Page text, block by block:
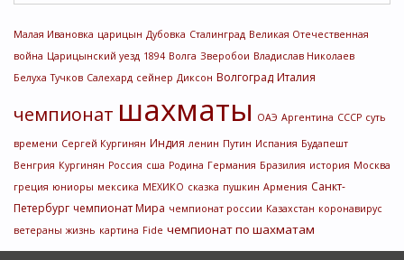
Малая Ивановка царицын Дубовка Сталинград Великая Отечественная
война Царицынский уезд 1894 Волга Зверобои Владислав Николаев
Белуха Тучков Салехард сейнер Диксон Волгоград Италия
чемпионат шахматы ОАЭ Аргентина СССР суть
времени Сергей Кургинян Индия ленин Путин Испания Будапешт
Венгрия Кургинян Россия сша Родина Германия Бразилия история Москва
греция юниоры мексика МЕХИКО сказка пушкин Армения Санкт-
Петербург чемпионат Мира чемпионат россии Казахстан коронавирус
ветераны жизнь картина Fide чемпионат по шахматам